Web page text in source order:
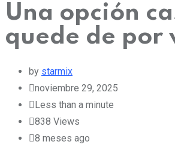
Una opción
quede de por
by starmix
noviembre 29, 2025
Less than a minute
838 Views
8 meses ago